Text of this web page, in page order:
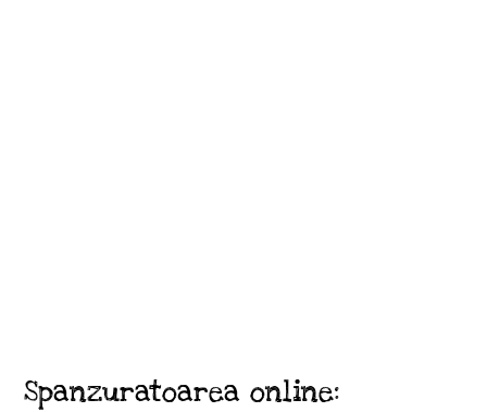
Spanzuratoarea online: